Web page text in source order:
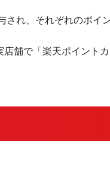
れ、それぞれのポイ
舗で「楽天ポイント